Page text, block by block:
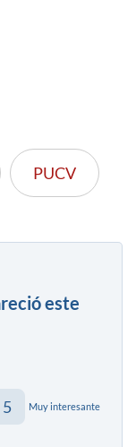
PUCV
este
5 Muy interesante